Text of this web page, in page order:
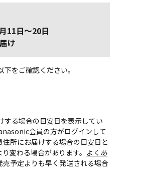
11日～20日
け
をご確認ください。
る場合の目安日を表示してい
会員の方がログインして
所にお届けする場合の目安日と
変わる場合があります。 よくあ
予定よりも早く発送される場合